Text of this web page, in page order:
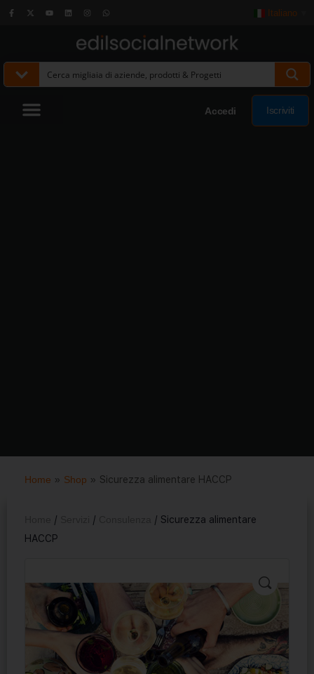
Italiano
Accedi Iscriviti
Home » Shop » Sicurezza alimentare HACCP
/ /
/ Sicurezza alimentare
HACCP